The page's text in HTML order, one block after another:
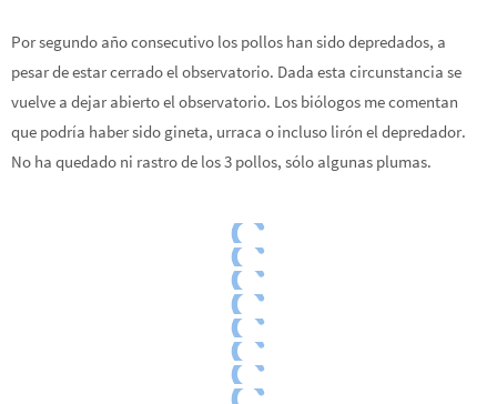
Por segundo año consecutivo los pollos han sido depredados, a
pesar de estar cerrado el observatorio. Dada esta circunstancia se
vuelve a dejar abierto el observatorio. Los biólogos me comentan
que podría haber sido gineta, urraca o incluso lirón el depredador.
No ha quedado ni rastro de los 3 pollos, sólo algunas plumas.